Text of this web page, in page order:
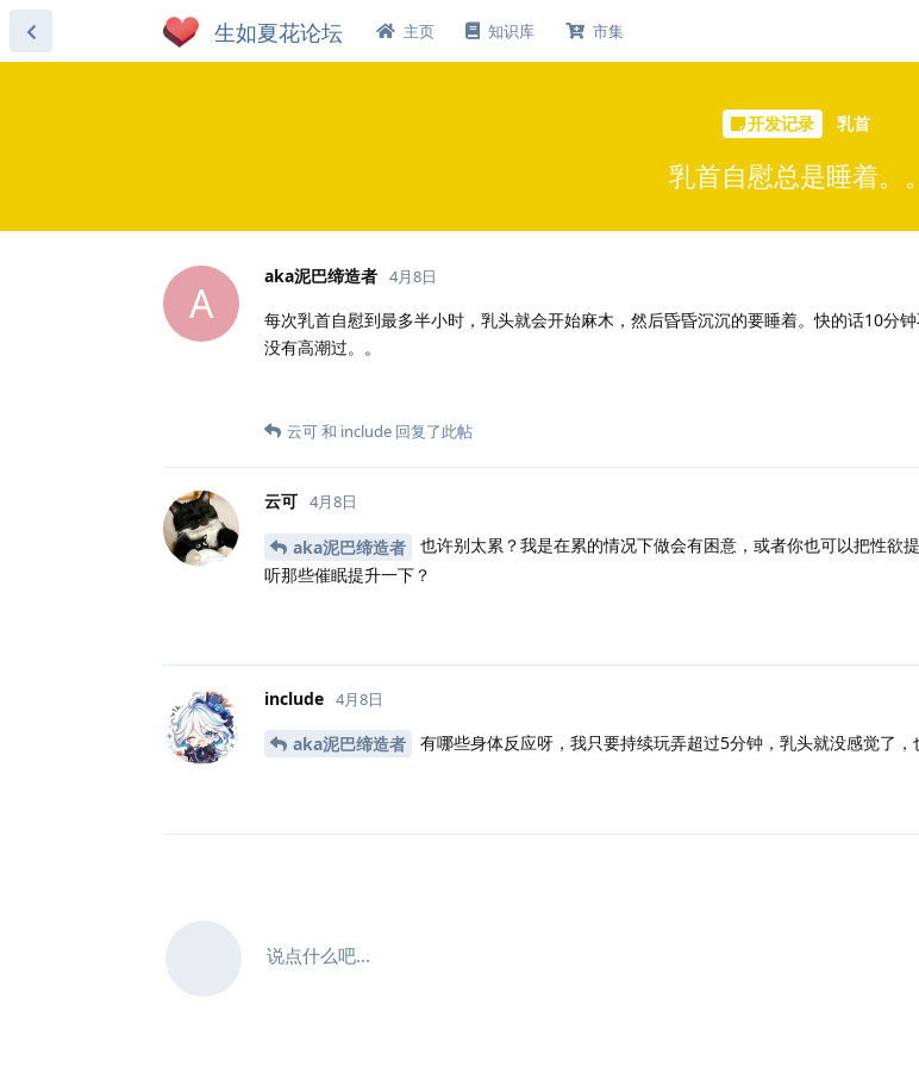
主页 知识库 市集
开发记录 乳首
乳首自慰总是睡着。。
A
aka泥巴缔造者 4月8日
每次乳首自慰到最多半小时，乳头就会开始麻木，然后昏昏沉沉的要睡着。快的话10分
没有高潮过。。
云可和 include 回复了此帖
云可 4月8日
aka泥巴缔造者
也许别太累？我是在累的情况下做会有困意，或者你也可以把性欲
听那些催眠提升一下？
include 4月8日
aka泥巴缔造者 有哪些身体反应呀，我只要持续玩弄超过5分钟，乳头就没感觉了，
说点什么吧...